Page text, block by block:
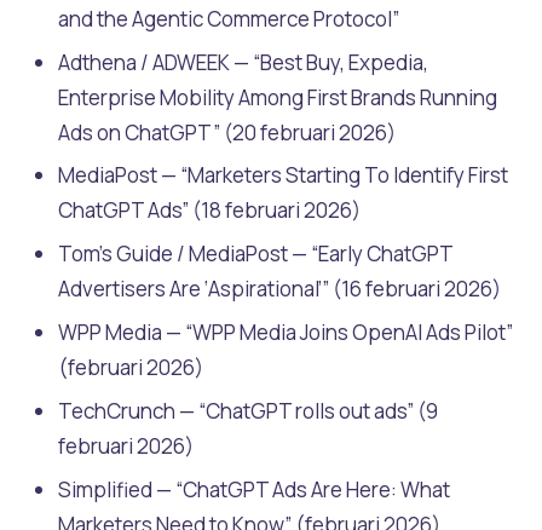
and the Agentic Commerce Protocol”
Adthena / ADWEEK — “Best Buy, Expedia,
Enterprise Mobility Among First Brands Running
Ads on ChatGPT” (20 februari 2026)
MediaPost — “Marketers Starting To Identify First
ChatGPT Ads” (18 februari 2026)
Tom’s Guide / MediaPost — “Early ChatGPT
Advertisers Are ‘Aspirational’” (16 februari 2026)
WPP Media — “WPP Media Joins OpenAI Ads Pilot”
(februari 2026)
TechCrunch — “ChatGPT rolls out ads” (9
februari 2026)
Simplified — “ChatGPT Ads Are Here: What
Marketers Need to Know” (februari 2026)